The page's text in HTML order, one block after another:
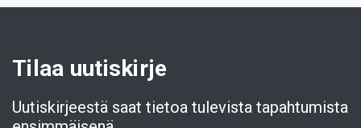
Tilaa uutiskirje
Uutiskirjeestä saat tietoa tulevista tapahtumista